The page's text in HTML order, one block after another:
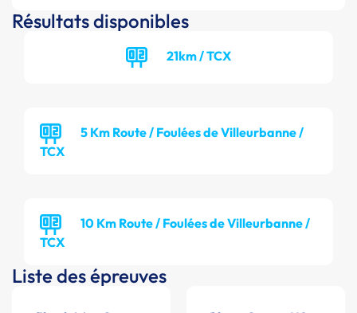
Résultats disponibles
21km / TCX
5 Km Route / Foulées de Villeurbanne /
TCX
10 Km Route / Foulées de Villeurbanne /
TCX
Liste des épreuves